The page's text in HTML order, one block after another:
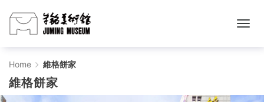
維
格
Home 維格餅家
維格餅家